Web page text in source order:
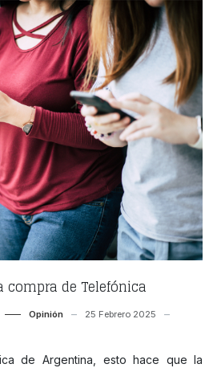
compra de Telefónica
Opinión
25 Febrero 2025
de Argentina, esto hace que la